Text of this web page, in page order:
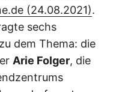
(24.08.2021).
sechs
dem Thema: die
Arie Folger, die